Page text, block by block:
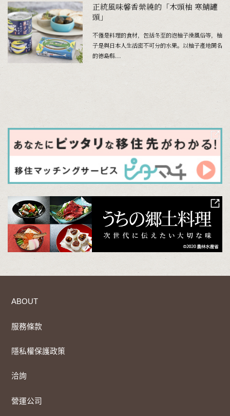
正統風味馨香縈繞的「木頭柚 寒鯖罐
頭」
不僅是料理的食材，包括冬至的泡柚子澡風俗等，柚
子是與日本人生活密不可分的水果。以柚子產地聞名
的德島縣...
ABOUT
服務條款
隱私權保護政策
洽詢
營運公司